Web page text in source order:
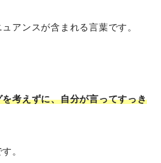
アンスが含まれる言葉です。
考えずに、自分が言ってすっき
。